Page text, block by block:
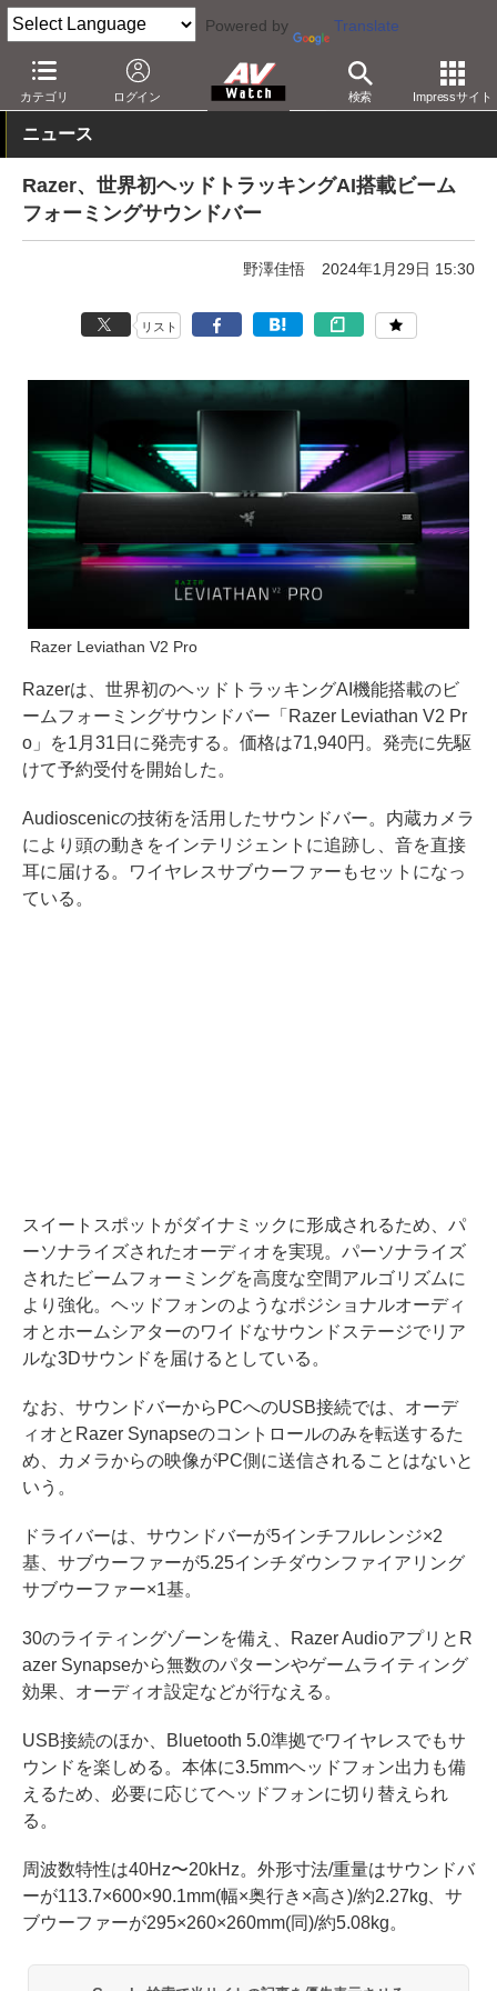
Powered by Translate
カテゴリ ログイン 検索 Impressサイト
AV Watch 製品 サウンドバー その他
ニュース
Razer、世界初ヘッドトラッキングAI搭載ビーム
フォーミングサウンドバー
野澤佳悟 2024年1月29日 15:30
リスト
Razer Leviathan V2 Pro
Razerは、世界初のヘッドトラッキングAI機能搭載のビ
ームフォーミングサウンドバー「Razer Leviathan V2 Pr
o」を1月31日に発売する。価格は71,940円。発売に先駆
けて予約受付を開始した。
Audioscenicの技術を活用したサウンドバー。内蔵カメラ
により頭の動きをインテリジェントに追跡し、音を直接
耳に届ける。ワイヤレスサブウーファーもセットになっ
ている。
スイートスポットがダイナミックに形成されるため、パ
ーソナライズされたオーディオを実現。パーソナライズ
されたビームフォーミングを高度な空間アルゴリズムに
より強化。ヘッドフォンのようなポジショナルオーディ
オとホームシアターのワイドなサウンドステージでリア
ルな3Dサウンドを届けるとしている。
なお、サウンドバーからPCへのUSB接続では、オーデ
ィオとRazer Synapseのコントロールのみを転送するた
め、カメラからの映像がPC側に送信されることはないと
いう。
ドライバーは、サウンドバーが5インチフルレンジ×2
基、サブウーファーが5.25インチダウンファイアリング
サブウーファー×1基。
30のライティングゾーンを備え、Razer AudioアプリとR
azer Synapseから無数のパターンやゲームライティング
効果、オーディオ設定などが行なえる。
USB接続のほか、Bluetooth 5.0準拠でワイヤレスでもサ
ウンドを楽しめる。本体に3.5mmヘッドフォン出力も備
えるため、必要に応じてヘッドフォンに切り替えられ
る。
周波数特性は40Hz〜20kHz。外形寸法/重量はサウンドバ
ーが113.7×600×90.1mm(幅×奥行き×高さ)/約2.27kg、サ
ブウーファーが295×260×260mm(同)/約5.08kg。